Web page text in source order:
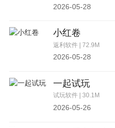
2026-05-28
小红卷
返利软件 | 72.9M
2026-05-28
一起试玩
试玩软件 | 30.1M
2026-05-26